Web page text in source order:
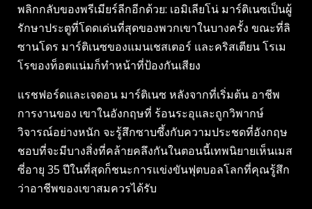
พลิกกลับของพรีเมียร์ลีกอีกด้วย: เอมิเลียโน่ มาร์ติเนซเป็นผู้
รักษาประตูที่โดดเด่นที่สุดของพวกเขาในบางครั้ง ขณะที่ลิ
ซานโดร มาร์ติเนซของแมนเชสเตอร์ และคริสเตียน โรเม
โรของท็อตแน่มก็ทำหน้าที่ป้องกันเสียง
แรชฟอร์ดและเจดอน มาร์ติเนซ หลังจากที่เริ่มต้น อาชีพ
การงานของ เขาในอังกฤษที่ ร้อนระอุและถูกวิพากษ์
วิจารณ์อย่างหนัก จะรู้สึกซาบซึ้งกับความประชดที่อังกฤษ
ชอบที่จะมีบางสิ่งที่คล้ายคลึงกันในตอนนี้เทพนิยายเห็นเมส
ซี่อายุ 35 ปีในที่สุดก็ชนะการแข่งขันฟุตบอลโลกที่คุณรู้สึก
ว่าอาชีพของเขาสมควรได้รับ